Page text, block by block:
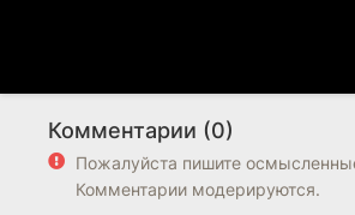
Комментарии (0)
Пожалуйста пишите
Комментарии модерируются.